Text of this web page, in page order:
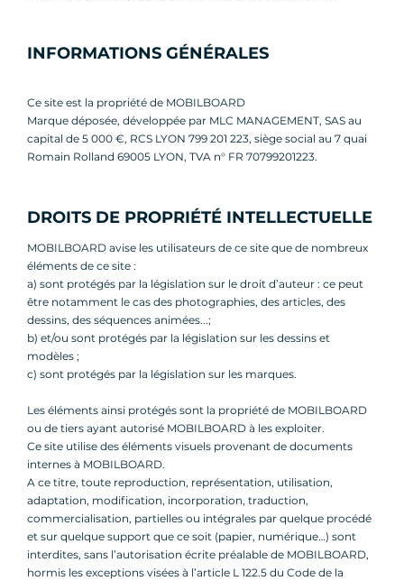
INFORMATIONS GÉNÉRALES
Ce site est la propriété de MOBILBOARD
Marque déposée, développée par MLC MANAGEMENT, SAS au
capital de 5 000 €, RCS LYON 799 201 223, siège social au 7 quai
Romain Rolland 69005 LYON, TVA n° FR 70799201223.
DROITS DE PROPRIÉTÉ INTELLECTUELLE
MOBILBOARD avise les utilisateurs de ce site que de nombreux
éléments de ce site :
a) sont protégés par la législation sur le droit d’auteur : ce peut
être notamment le cas des photographies, des articles, des
dessins, des séquences animées...;
b) et/ou sont protégés par la législation sur les dessins et
modèles ;
c) sont protégés par la législation sur les marques.
Les éléments ainsi protégés sont la propriété de MOBILBOARD
ou de tiers ayant autorisé MOBILBOARD à les exploiter.
Ce site utilise des éléments visuels provenant de documents
internes à MOBILBOARD.
A ce titre, toute reproduction, représentation, utilisation,
adaptation, modification, incorporation, traduction,
commercialisation, partielles ou intégrales par quelque procédé
et sur quelque support que ce soit (papier, numérique…) sont
interdites, sans l’autorisation écrite préalable de MOBILBOARD,
hormis les exceptions visées à l’article L 122.5 du Code de la